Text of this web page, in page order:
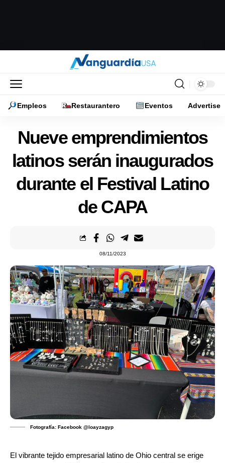
Empleos Restaurantero Eventos Advertise
Nueve emprendimientos
latinos serán inaugurados
durante el Festival Latino
de CAPA
08/11/2023
Fotografía: Facebook @loayzagyp
El vibrante tejido empresarial latino de Ohio central se erige